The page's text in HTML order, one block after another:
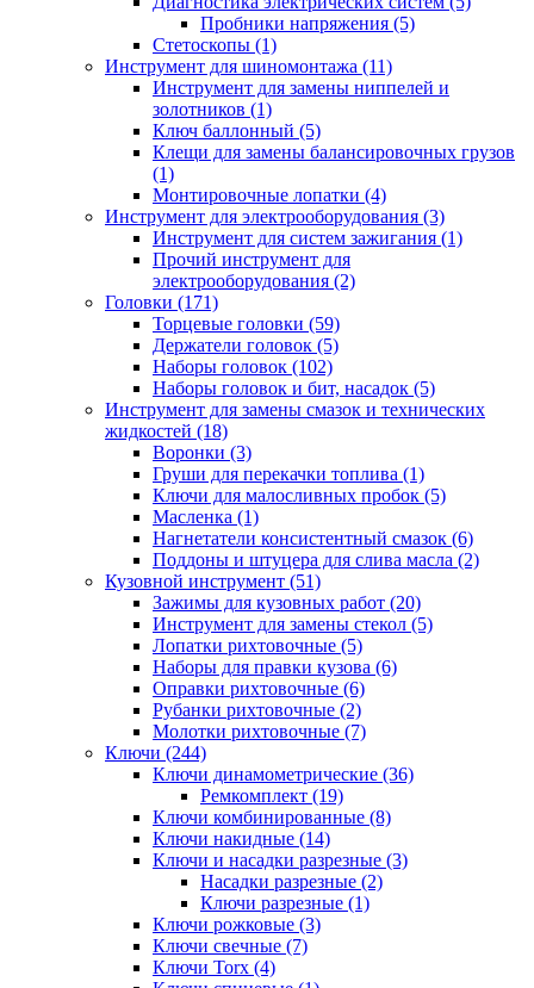
Пробники напряжения (5)
Стетоскопы (1)
Инструмент для шиномонтажа (11)
Инструмент для замены ниппелей и
золотников (1)
Ключ баллонный (5)
Клещи для замены балансировочных грузов
(1)
Монтировочные лопатки (4)
Инструмент для электрооборудования (3)
Инструмент для систем зажигания (1)
Прочий инструмент для
электрооборудования (2)
Головки (171)
Торцевые головки (59)
Держатели головок (5)
Наборы головок (102)
Наборы головок и бит, насадок (5)
Инструмент для замены смазок и технических
жидкостей (18)
Воронки (3)
Груши для перекачки топлива (1)
Ключи для малосливных пробок (5)
Масленка (1)
Нагнетатели консистентный смазок (6)
Поддоны и штуцера для слива масла (2)
Кузовной инструмент (51)
Зажимы для кузовных работ (20)
Инструмент для замены стекол (5)
Лопатки рихтовочные (5)
Наборы для правки кузова (6)
Оправки рихтовочные (6)
Рубанки рихтовочные (2)
Молотки рихтовочные (7)
Ключи (244)
Ключи динамометрические (36)
Ремкомплект (19)
Ключи комбинированные (8)
Ключи накидные (14)
Ключи и насадки разрезные (3)
Насадки разрезные (2)
Ключи разрезные (1)
Ключи рожковые (3)
Ключи свечные (7)
Ключи Torx (4)